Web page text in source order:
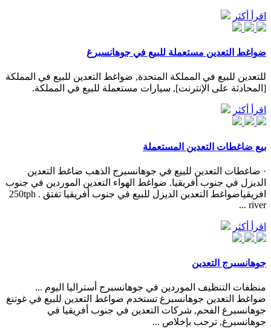
اقرأ أكثر
ضواغط التعدين مستعملة للبيع في جوهانسبرغ
للتعدين للبيع في المملكة المتحدة, ضواغط التعدين للبيع في المملكة
[المحادثة على الإنترنت], سيارات مستعملة للبيع في المملكة.
اقرأ أكثر
بيع ضاغطات التعدين المستعملة
· ضاغطات التعدين للبيع في جوهانسبرج الذهب ضاغط التعدين
الديزل في جنوب أفريقيا. ضواغط الهواء التعدين الموردين في جنوب
افريقياضواغط التعدين الديزل للبيع في جنوب أفريقيا تفتق . 250tph
river ...
اقرأ أكثر
جوهانسبرج التعدين
منظفات التنظيف الموردين في جوهانسبرج أستراليا اليوم ...
ضواغط التعدين جوهانسبرغ تستخدم ضواغط التعدين للبيع في غوتنغ
جوهانسبرغ الفحم, شركات التعدين في جنوب أفريقيا في
جوهانسبرغ, ترحب بإخلاص ...